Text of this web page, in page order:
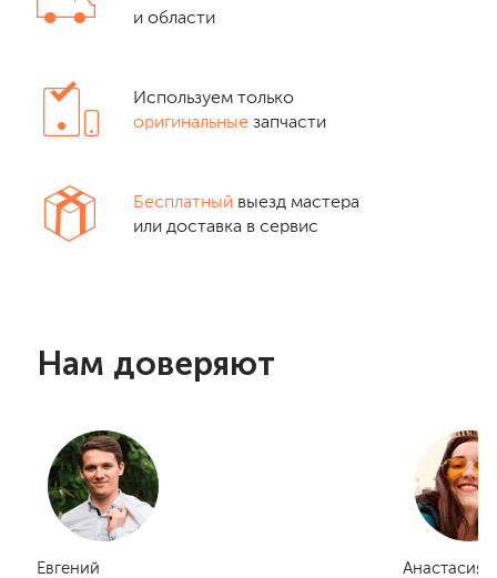
и области
Используем только
оригинальные запчасти
Бесплатный выезд мастера
или доставка в сервис
Нам доверяют
Евгений
Анастасия